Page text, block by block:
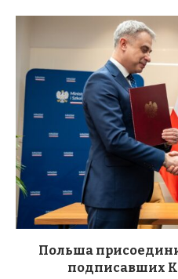
Польша
подписавших